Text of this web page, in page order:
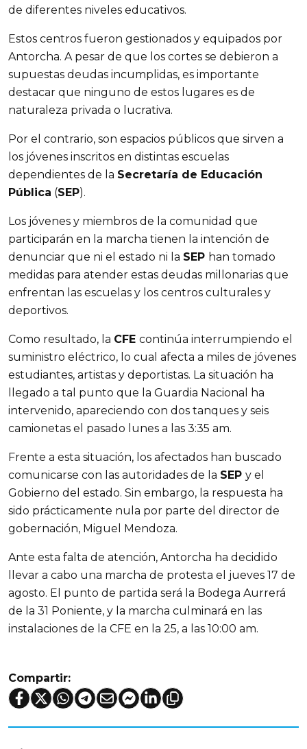
de diferentes niveles educativos.
Estos centros fueron gestionados y equipados por
Antorcha. A pesar de que los cortes se debieron a
supuestas deudas incumplidas, es importante
destacar que ninguno de estos lugares es de
naturaleza privada o lucrativa.
Por el contrario, son espacios públicos que sirven a
los jóvenes inscritos en distintas escuelas
dependientes de la Secretaría de Educación
Pública (SEP).
Los jóvenes y miembros de la comunidad que
participarán en la marcha tienen la intención de
denunciar que ni el estado ni la SEP han tomado
medidas para atender estas deudas millonarias que
enfrentan las escuelas y los centros culturales y
deportivos.
Como resultado, la CFE continúa interrumpiendo el
suministro eléctrico, lo cual afecta a miles de jóvenes
estudiantes, artistas y deportistas. La situación ha
llegado a tal punto que la Guardia Nacional ha
intervenido, apareciendo con dos tanques y seis
camionetas el pasado lunes a las 3:35 am.
Frente a esta situación, los afectados han buscado
comunicarse con las autoridades de la SEP y el
Gobierno del estado. Sin embargo, la respuesta ha
sido prácticamente nula por parte del director de
gobernación, Miguel Mendoza.
Ante esta falta de atención, Antorcha ha decidido
llevar a cabo una marcha de protesta el jueves 17 de
agosto. El punto de partida será la Bodega Aurrerá
de la 31 Poniente, y la marcha culminará en las
instalaciones de la CFE en la 25, a las 10:00 am.
Compartir: